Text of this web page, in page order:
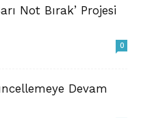
Not Bırak’ Projesi
0
Devam